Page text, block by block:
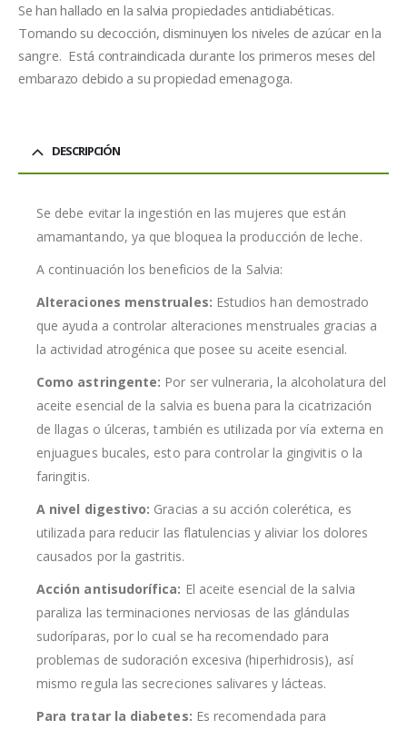
Se han hallado en la salvia propiedades antidiabéticas.
Tomando su decocción, disminuyen los niveles de azúcar en la
sangre. Está contraindicada durante los primeros meses del
embarazo debido a su propiedad emenagoga.
DESCRIPCIÓN
Se debe evitar la ingestión en las mujeres que están
amamantando, ya que bloquea la producción de leche.
A continuación los beneficios de la Salvia:
Alteraciones menstruales: Estudios han demostrado
que ayuda a controlar alteraciones menstruales gracias a
la actividad atrogénica que posee su aceite esencial.
Como astringente: Por ser vulneraria, la alcoholatura del
aceite esencial de la salvia es buena para la cicatrización
de llagas o úlceras, también es utilizada por vía externa en
enjuagues bucales, esto para controlar la gingivitis o la
faringitis.
A nivel digestivo: Gracias a su acción colerética, es
utilizada para reducir las flatulencias y aliviar los dolores
causados por la gastritis.
Acción antisudorífica: El aceite esencial de la salvia
paraliza las terminaciones nerviosas de las glándulas
sudoríparas, por lo cual se ha recomendado para
problemas de sudoración excesiva (hiperhidrosis), así
mismo regula las secreciones salivares y lácteas.
Para tratar la diabetes: Es recomendada para